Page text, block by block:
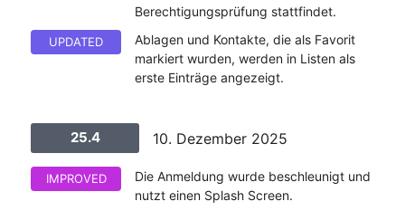
Berechtigungsprüfung stattfindet.
UPDATED
Ablagen und Kontakte, die als Favorit
markiert wurden, werden in Listen als
erste Einträge angezeigt.
25.4 10. Dezember 2025
IMPROVED
Die Anmeldung wurde beschleunigt und
nutzt einen Splash Screen.